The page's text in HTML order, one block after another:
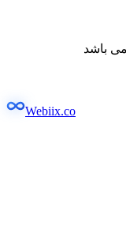
باشد
Webiix.co